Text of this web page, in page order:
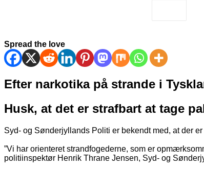
Spread the love
Efter narkotika på strande i
Husk, at det er strafbart at tage
Syd- og Sønderjyllands Politi er bekendt med, at der
”Vi har orienteret strandfogederne, som er
politiinspektør Henrik Thrane Jensen, Syd- og